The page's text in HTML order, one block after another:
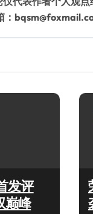
发评
巅峰